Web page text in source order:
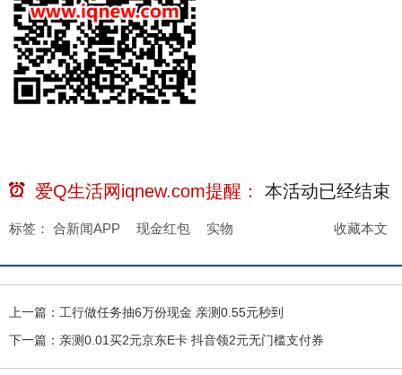
爱Q生活网iqnew.com提醒： 本活动已经结束
收藏本文
标签： 合新闻APP 现金红包 实物
上一篇： 工行做任务抽6万份现金 亲测0.55元秒到
下一篇： 亲测0.01买2元京东E卡 抖音领2元无门槛支付券